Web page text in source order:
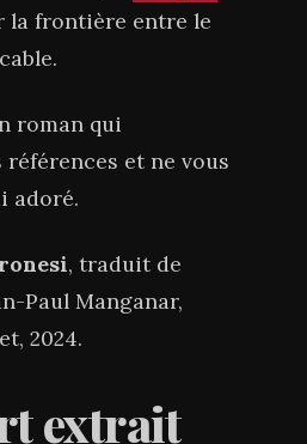
la frontière entre le
roman qui
références et ne vous
adoré.
, traduit de
Paul Manganar,
2024.
extrait